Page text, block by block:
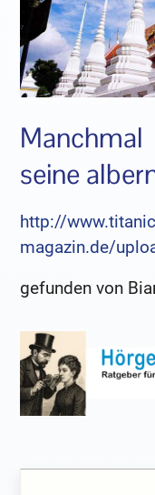
seine
http://
magazin.de/
gefunden von